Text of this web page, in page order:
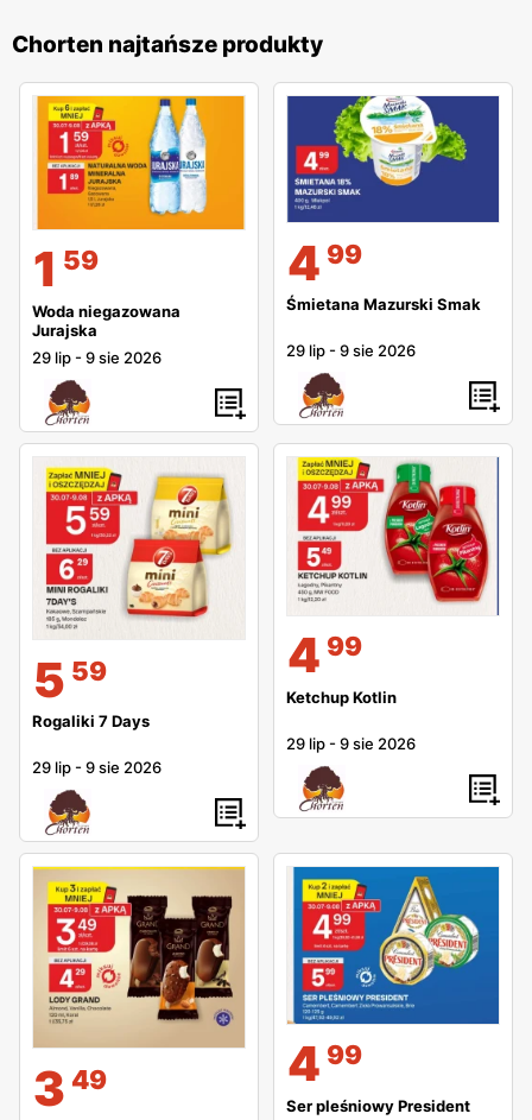
Chorten najtańsze produkty
1 59
Woda niegazowana
Jurajska
29 lip -9 sie 2026
4 99
Śmietana Mazurski Smak
29 lip -9 sie 2026
5 59
Rogaliki 7 Days
29 lip -9 sie 2026
4 99
Ketchup Kotlin
29 lip -9 sie 2026
3 49 4 99
Ser pleśniowy President